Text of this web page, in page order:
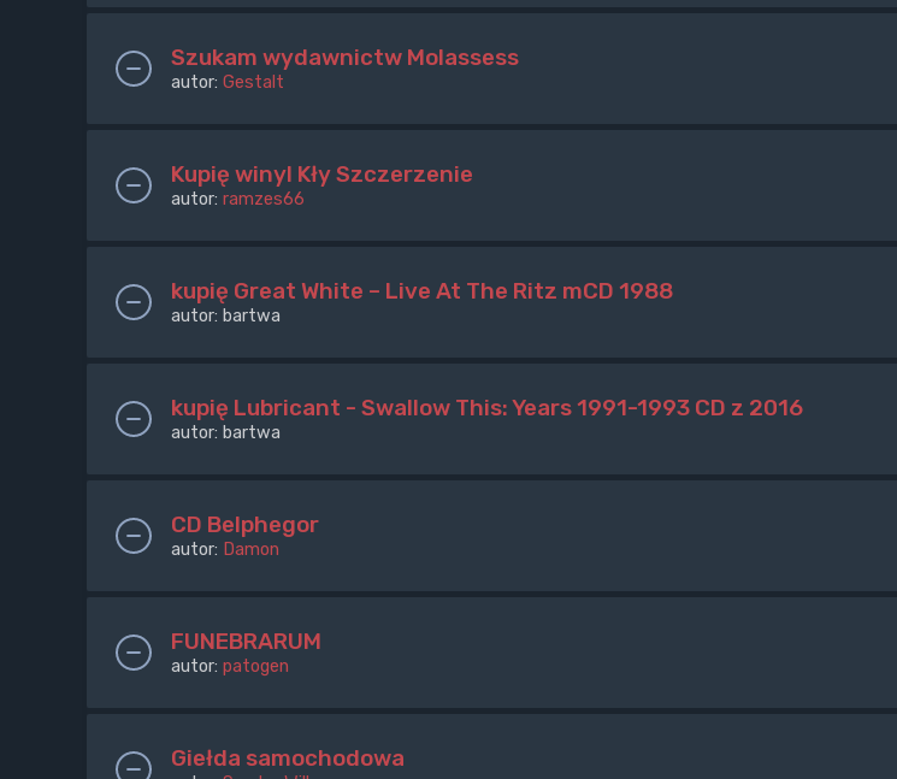
Szukam wydawnictw Molassess
autor: Gestalt
Kupię winyl Kły Szczerzenie
autor: ramzes66
kupię Great White – Live At The Ritz mCD 1988
autor: bartwa
kupię Lubricant - Swallow This: Years 1991-1993 CD z 2016
autor: bartwa
CD Belphegor
autor: Damon
FUNEBRARUM
autor: patogen
Giełda samochodowa